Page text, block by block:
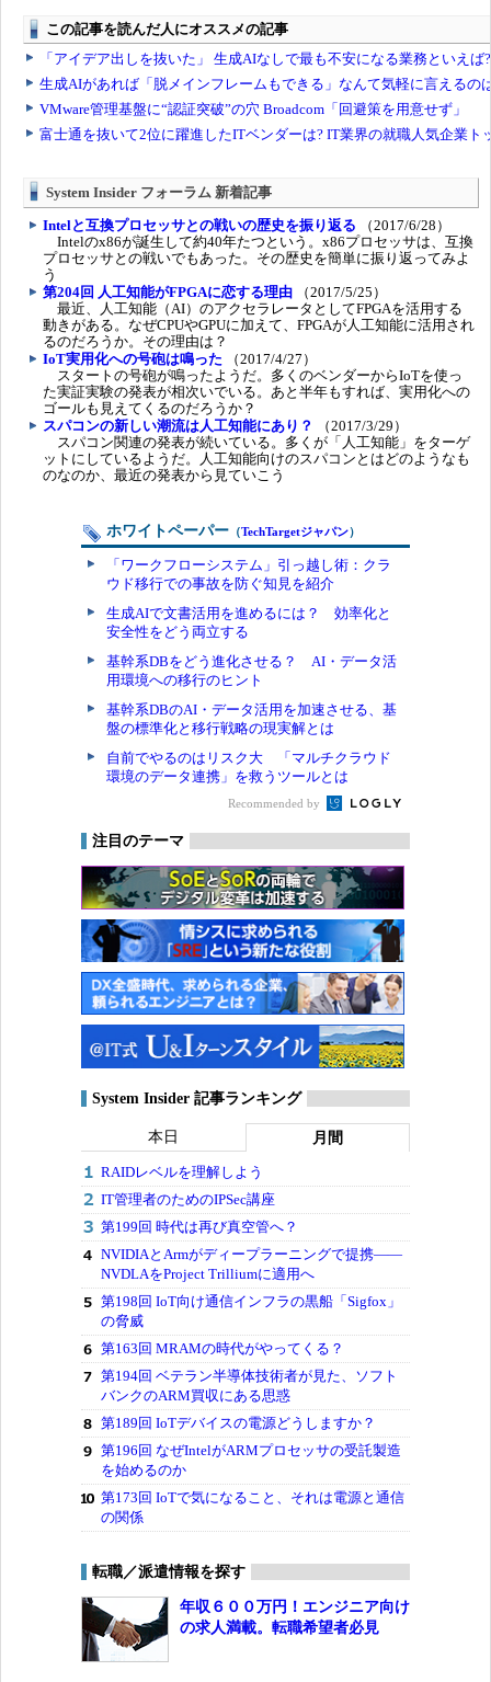
System Insider フォーラム 新着記事
Intelと互換プロセッサとの戦いの歴史を振り返る （2017/6/28）
Intelのx86が誕生して約40年たつという。x86プロセッサは、互換
プロセッサとの戦いでもあった。その歴史を簡単に振り返ってみよ
う
第204回 人工知能がFPGAに恋する理由 （2017/5/25）
最近、人工知能（AI）のアクセラレータとしてFPGAを活用する
動きがある。なぜCPUやGPUに加えて、FPGAが人工知能に活用され
るのだろうか。その理由は？
IoT実用化への号砲は鳴った （2017/4/27）
スタートの号砲が鳴ったようだ。多くのベンダーからIoTを使っ
た実証実験の発表が相次いでいる。あと半年もすれば、実用化への
ゴールも見えてくるのだろうか？
スパコンの新しい潮流は人工知能にあり？
（2017/3/29）
スパコン関連の発表が続いている。多くが「人工知能」をターゲ
ットにしているようだ。人工知能向けのスパコンとはどのようなも
のなのか、最近の発表から見ていこう
ホワイトペーパー （TechTargetジャパン）
「ワークフローシステム」引っ越し術：クラ
ウド移行での事故を防ぐ知見を紹介
生成AIで文書活用を進めるには？ 効率化と
安全性をどう両立する
基幹系DBをどう進化させる？ AI・データ活
用環境への移行のヒント
基幹系DBのAI・データ活用を加速させる、基
盤の標準化と移行戦略の現実解とは
自前でやるのはリスク大 「マルチクラウド
環境のデータ連携」を救うツールとは
Recommended by
注目のテーマ
System Insider 記事ランキング
本日 月間
RAIDレベルを理解しよう
IT管理者のためのIPSec講座
第199回 時代は再び真空管へ？
NVIDIAとArmがディープラーニングで提携――
NVDLAをProject Trilliumに適用へ
第198回 IoT向け通信インフラの黒船「Sigfox」
の脅威
第163回 MRAMの時代がやってくる？
第194回 ベテラン半導体技術者が見た、ソフト
バンクのARM買収にある思惑
第189回 IoTデバイスの電源どうしますか？
第196回 なぜIntelがARMプロセッサの受託製造
を始めるのか
第173回 IoTで気になること、それは電源と通信
の関係
転職／派遣情報を探す
年収６００万円！エンジニア向け
の求人満載。転職希望者必見